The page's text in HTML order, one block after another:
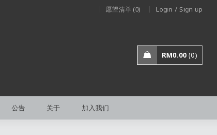
愿望清单 (0) Login / Sign up
RM0.00 0
公告 关于 加入我们